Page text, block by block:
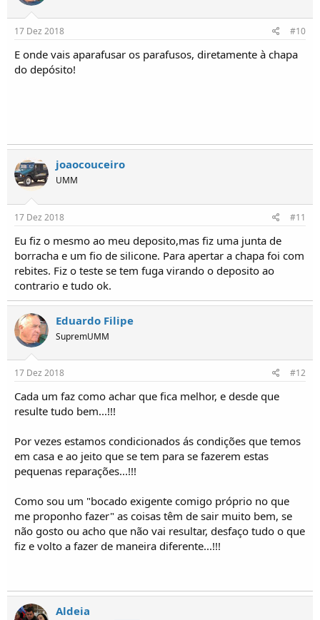
17 Dez 2018 #10
E onde vais aparafusar os parafusos, diretamente à chapa
do depósito!
joaocouceiro
UMM
17 Dez 2018 #11
Eu fiz o mesmo ao meu deposito,mas fiz uma junta de
borracha e um fio de silicone. Para apertar a chapa foi com
rebites. Fiz o teste se tem fuga virando o deposito ao
contrario e tudo ok.
Eduardo Filipe
SupremUMM
17 Dez 2018 #12
Cada um faz como achar que fica melhor, e desde que
resulte tudo bem...!!!
Por vezes estamos condicionados ás condições que temos
em casa e ao jeito que se tem para se fazerem estas
pequenas reparações...!!!
Como sou um "bocado exigente comigo próprio no que
me proponho fazer" as coisas têm de sair muito bem, se
não gosto ou acho que não vai resultar, desfaço tudo o que
fiz e volto a fazer de maneira diferente...!!!
Aldeia